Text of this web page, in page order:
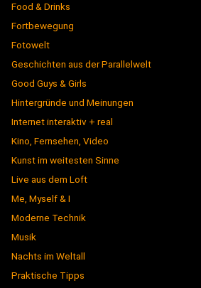
Food & Drinks
Fortbewegung
Fotowelt
Geschichten aus der Parallelwelt
Good Guys & Girls
Hintergründe und Meinungen
Internet interaktiv + real
Kino, Fernsehen, Video
Kunst im weitesten Sinne
Live aus dem Loft
Me, Myself & I
Moderne Technik
Musik
Nachts im Weltall
Praktische Tipps